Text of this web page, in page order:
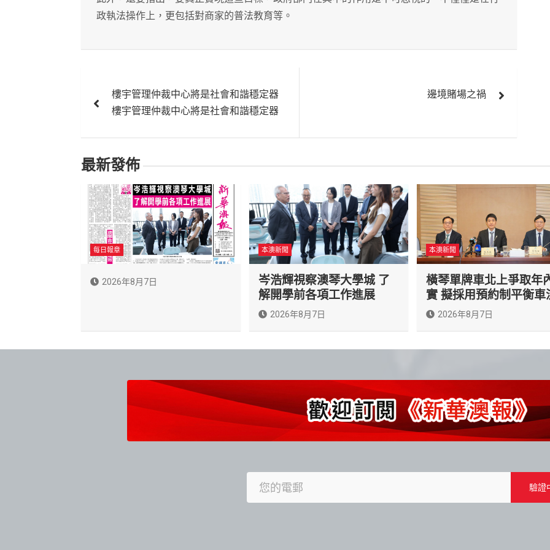
政執法操作上，更包括對商家的普法教育等。
章
覽
樓宇管理仲裁中心將是社會和諧穩定器
樓宇管理仲裁中心將是社會和諧穩定器
邊境賭場之禍
最新發佈
每日報章
2026年8月7日
本澳新聞
岑浩輝視察澳琴大學城 了
解開學前各項工作進展
2026年8月7日
本澳新聞
橫琴單牌車北上爭取年
實 擬採用預約制平衡車
2026年8月7日